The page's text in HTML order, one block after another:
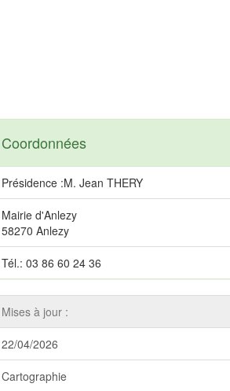
Coordonnées
Présidence :M. Jean THERY
Mairie d'Anlezy
58270 Anlezy
Tél.: 03 86 60 24 36
Mises à jour :
22/04/2026
Cartographie